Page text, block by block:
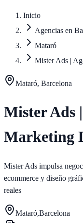
Inicio
Agencias en
Mataró
Mister Ads |
Mataró, Barcelona
Mister Ads
Marketing
Mister Ads impulsa
ecommerce y diseño
reales
Mataró,Barcelona